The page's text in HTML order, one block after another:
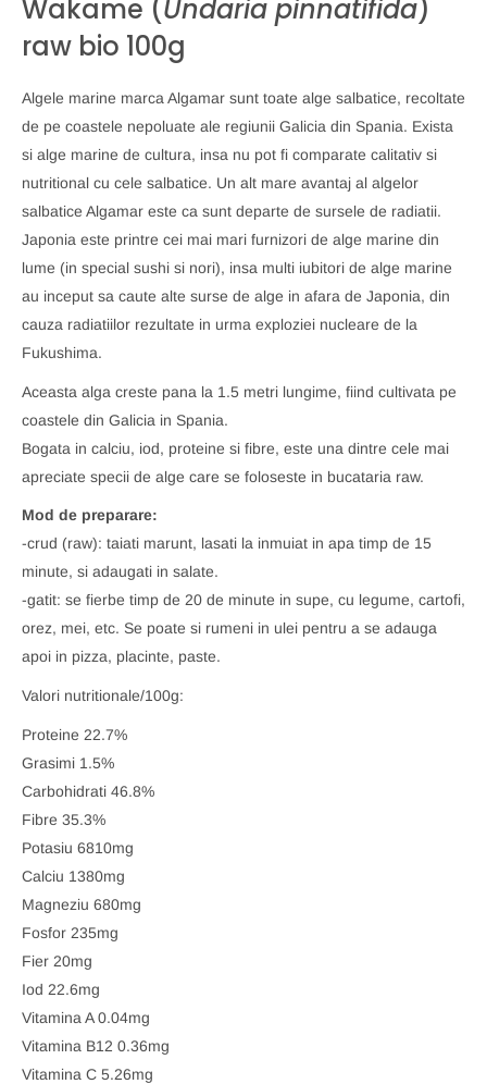
Wakame (Undaria pinnatifida)
raw bio 100g
Algele marine marca Algamar sunt toate alge salbatice, recoltate
de pe coastele nepoluate ale regiunii Galicia din Spania. Exista
si alge marine de cultura, insa nu pot fi comparate calitativ si
nutritional cu cele salbatice. Un alt mare avantaj al algelor
salbatice Algamar este ca sunt departe de sursele de radiatii.
Japonia este printre cei mai mari furnizori de alge marine din
lume (in special sushi si nori), insa multi iubitori de alge marine
au inceput sa caute alte surse de alge in afara de Japonia, din
cauza radiatiilor rezultate in urma exploziei nucleare de la
Fukushima.
Aceasta alga creste pana la 1.5 metri lungime, fiind cultivata pe
coastele din Galicia in Spania.
Bogata in calciu, iod, proteine si fibre, este una dintre cele mai
apreciate specii de alge care se foloseste in bucataria raw.
Mod de preparare:
-crud (raw): taiati marunt, lasati la inmuiat in apa timp de 15
minute, si adaugati in salate.
-gatit: se fierbe timp de 20 de minute in supe, cu legume, cartofi,
orez, mei, etc. Se poate si rumeni in ulei pentru a se adauga
apoi in pizza, placinte, paste.
Valori nutritionale/100g:
Proteine 22.7%
Grasimi 1.5%
Carbohidrati 46.8%
Fibre 35.3%
Potasiu 6810mg
Calciu 1380mg
Magneziu 680mg
Fosfor 235mg
Fier 20mg
Iod 22.6mg
Vitamina A 0.04mg
Vitamina B12 0.36mg
Vitamina C 5.26mg